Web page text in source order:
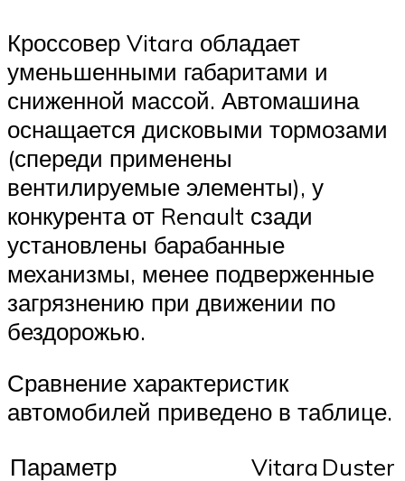
Кроссовер Vitara обладает
уменьшенными габаритами и
сниженной массой. Автомашина
оснащается дисковыми тормозами
(спереди применены
вентилируемые элементы), у
конкурента от Renault сзади
установлены барабанные
механизмы, менее подверженные
загрязнению при движении по
бездорожью.
Сравнение характеристик
автомобилей приведено в таблице.
Параметр
Vitara Duster